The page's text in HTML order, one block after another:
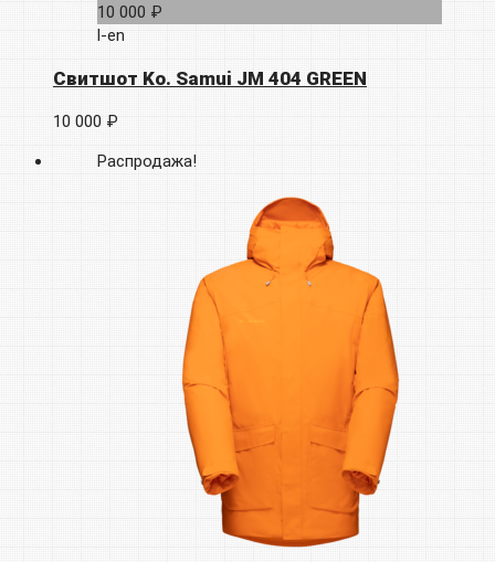
10 000 ₽
l-en
Свитшот Ko. Samui JM 404 GREEN
10 000 ₽
Распродажа!